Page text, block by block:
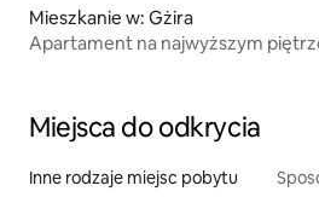
Mieszkanie w: Gżira
Apartament na najwyższym
Miejsca do odkrycia
Inne rodzaje miejsc pobytu